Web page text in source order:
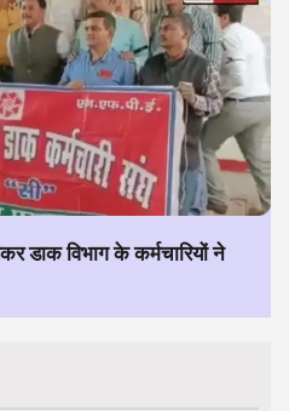
डाक विभाग के कर्मचारियों ने